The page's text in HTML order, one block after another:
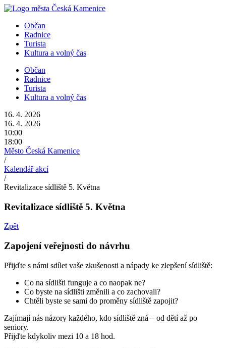
Přejít
obsahuObčan
Radnice
Turista
Kultura a volný čas
Občan
Radnice
Turista
Kultura a volný čas
16. 4. 2026
16. 4. 2026
10:00
18:00
Město Česká Kamenice
/
Kalendář akcí
/
Revitalizace sídliště 5. Května
Revitalizace sídliště 5. Května
Zpět
Zapojení veřejnosti do návrhu
Přijďte s námi sdílet vaše zkušenosti a nápady ke zlepšení sídliště:
Co na sídlišti funguje a co naopak ne?
Co byste na sídlišti změnili a co zachovali?
Chtěli byste se sami do proměny sídliště zapojit?
Zajímají nás názory každého, kdo sídliště zná – od dětí až po
seniory.
Přijďte kdykoliv mezi 10 a 18 hod.